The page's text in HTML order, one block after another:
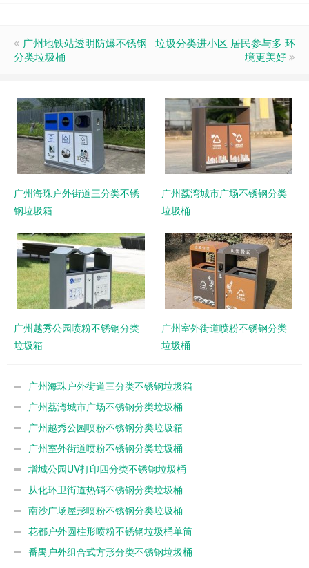
广州地铁站透明防爆不锈钢
分类垃圾桶
垃圾分类进小区 居民参与多 环
境更美好
广州海珠户外街道三分类不锈
钢垃圾箱
广州荔湾城市广场不锈钢分类
垃圾桶
广州越秀公园喷粉不锈钢分类
垃圾箱
广州室外街道喷粉不锈钢分类
垃圾桶
广州海珠户外街道三分类不锈钢垃圾箱
广州荔湾城市广场不锈钢分类垃圾桶
广州越秀公园喷粉不锈钢分类垃圾箱
广州室外街道喷粉不锈钢分类垃圾桶
增城公园UV打印四分类不锈钢垃圾桶
从化环卫街道热销不锈钢分类垃圾桶
南沙广场屋形喷粉不锈钢分类垃圾桶
花都户外圆柱形喷粉不锈钢垃圾桶单筒
番禺户外组合式方形分类不锈钢垃圾桶